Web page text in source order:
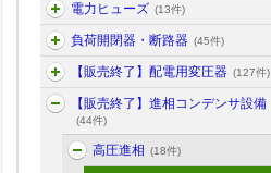
電力ヒューズ (13件)
負荷開閉器・断路器 (45件)
【販売終了】配電用変圧器 (127件)
【販売終了】進相コンデンサ設備
(44件)
高圧進相 (18件)